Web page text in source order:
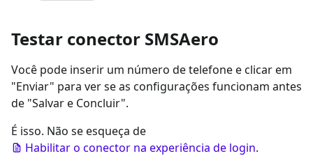
Testar conector SMSAero
Você pode inserir um número de telefone e clicar em
"Enviar" para ver se as configurações funcionam antes
de "Salvar e Concluir".
É isso. Não se esqueça de
Habilitar o conector na experiência de login.